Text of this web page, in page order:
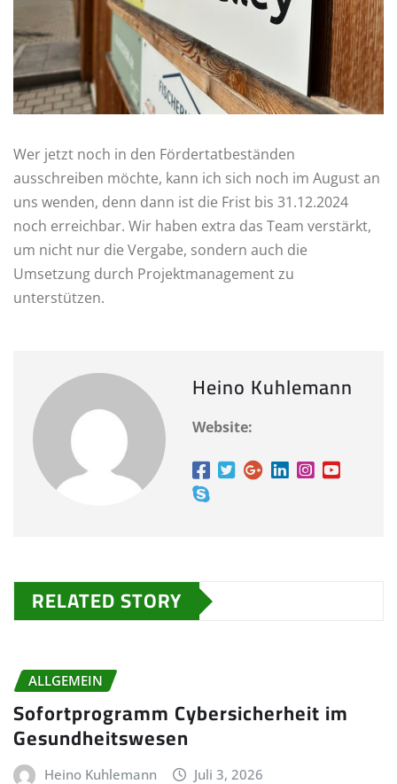
Wer jetzt noch in den Fördertatbeständen
ausschreiben möchte, kann ich sich noch im August an
uns wenden, denn dann ist die Frist bis 31.12.2024
noch erreichbar. Wir haben extra das Team verstärkt,
um nicht nur die Vergabe, sondern auch die
Umsetzung durch Projektmanagement zu
unterstützen.
Heino Kuhlemann
Website:
RELATED STORY
ALLGEMEIN
Sofortprogramm Cybersicherheit im
Gesundheitswesen
Heino Kuhlemann Juli 3, 2026